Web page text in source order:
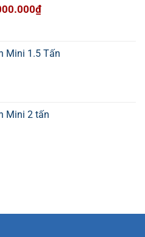
₫Giá
là:
37.000.000₫.
Mini 1.5 Tấn
Mini 2 tấn